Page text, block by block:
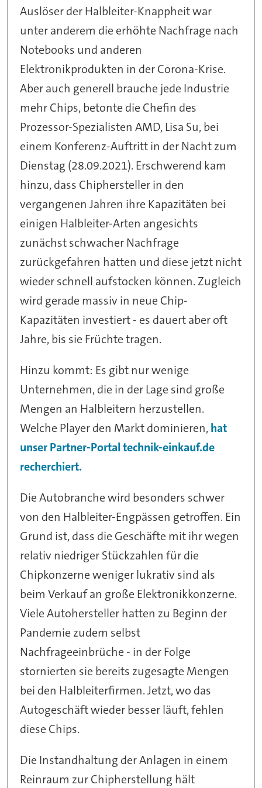
Auslöser der Halbleiter-Knappheit war
unter anderem die erhöhte Nachfrage nach
Notebooks und anderen
Elektronikprodukten in der Corona-Krise.
Aber auch generell brauche jede Industrie
mehr Chips, betonte die Chefin des
Prozessor-Spezialisten AMD, Lisa Su, bei
einem Konferenz-Auftritt in der Nacht zum
Dienstag (28.09.2021). Erschwerend kam
hinzu, dass Chiphersteller in den
vergangenen Jahren ihre Kapazitäten bei
einigen Halbleiter-Arten angesichts
zunächst schwacher Nachfrage
zurückgefahren hatten und diese jetzt nicht
wieder schnell aufstocken können. Zugleich
wird gerade massiv in neue Chip-
Kapazitäten investiert - es dauert aber oft
Jahre, bis sie Früchte tragen.
Hinzu kommt: Es gibt nur wenige
Unternehmen, die in der Lage sind große
Mengen an Halbleitern herzustellen.
Welche Player den Markt dominieren, hat
unser Partner-Portal technik-einkauf.de
recherchiert.
Die Autobranche wird besonders schwer
von den Halbleiter-Engpässen getroffen. Ein
Grund ist, dass die Geschäfte mit ihr wegen
relativ niedriger Stückzahlen für die
Chipkonzerne weniger lukrativ sind als
beim Verkauf an große Elektronikkonzerne.
Viele Autohersteller hatten zu Beginn der
Pandemie zudem selbst
Nachfrageeinbrüche - in der Folge
stornierten sie bereits zugesagte Mengen
bei den Halbleiterfirmen. Jetzt, wo das
Autogeschäft wieder besser läuft, fehlen
diese Chips.
Die Instandhaltung der Anlagen in einem
Reinraum zur Chipherstellung hält